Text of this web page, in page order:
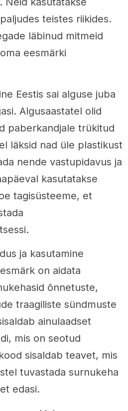
teistes riikides.
läbinud mitmeid
eesmärki
Eestis sai alguse juba
Algusaastatel olid
paberkandjale trükitud
läksid nad üle plastikust
nende vastupidavus ja
kasutatakse
tagisüsteeme, et
ja kasutamine
on aidata
õnnetuste,
traagiliste sündmuste
ainulaadset
mis on seotud
sisaldab teavet, mis
tuvastada surnukeha
edasi.